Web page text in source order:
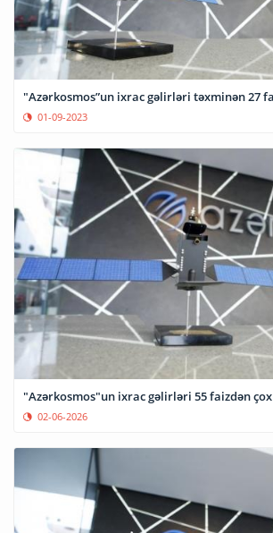
"Azərkosmos”un ixrac gəlirləri təxminən 27
01-09-2023
"Azərkosmos"un ixrac gəlirləri 55 faizdən
02-06-2026